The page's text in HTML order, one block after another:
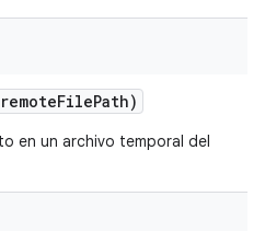
FilePath)
en un archivo temporal del